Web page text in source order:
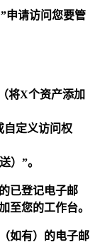
申请访问您要管
将X个资产添加
自定义访问权
）”。
已登记电子邮
至您的工作台。
如有）的电子邮